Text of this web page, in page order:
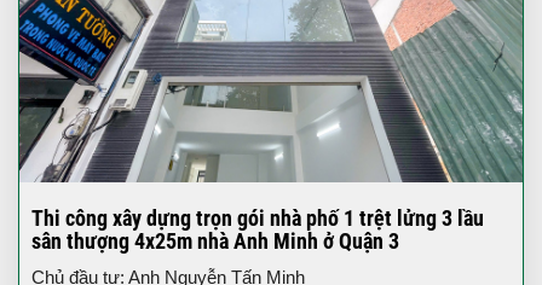
Thi công xây dựng trọn gói nhà phố 1 trệt lửng 3 lầu
sân thượng 4x25m nhà Anh Minh ở Quận 3
Chủ đầu tư: Anh Nguyễn Tấn Minh